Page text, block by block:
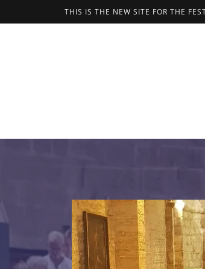
THIS IS THE NEW SITE FOR THE